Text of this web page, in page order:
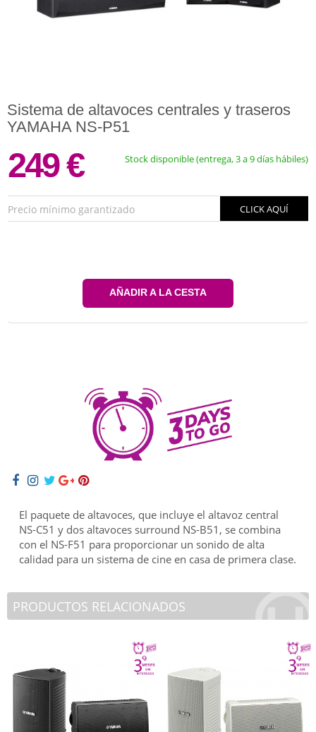
Sistema de altavoces centrales y traseros
YAMAHA NS-P51
249 € Stock disponible (entrega, 3 a 9 días hábiles)
Precio mínimo garantizado CLICK AQUÍ
AÑADIR A LA CESTA
El paquete de altavoces, que incluye el altavoz central
NS-C51 y dos altavoces surround NS-B51, se combina
con el NS-F51 para proporcionar un sonido de alta
calidad para un sistema de cine en casa de primera clase.
PRODUCTOS RELACIONADOS